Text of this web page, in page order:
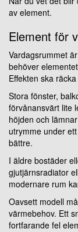
av element.
Element för
Vardagsrummet
behöver
Effekten ska
Stora fönster,
förvånansvärt lite
höjden och
utrymme under
bättre.
I äldre bostäder
gjutjärnsradiator
modernare rum
Oavsett modell
värmebehov. Ett
fortfarande fel